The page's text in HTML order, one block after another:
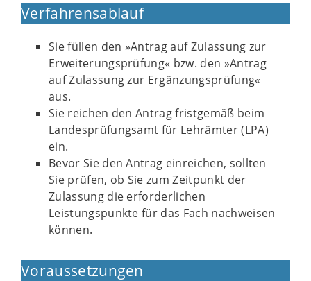
Verfahrensablauf
Sie füllen den »Antrag auf Zulassung zur
Erweiterungsprüfung« bzw. den »Antrag
auf Zulassung zur Ergänzungsprüfung«
aus.
Sie reichen den Antrag fristgemäß beim
Landesprüfungsamt für Lehrämter (LPA)
ein.
Bevor Sie den Antrag einreichen, sollten
Sie prüfen, ob Sie zum Zeitpunkt der
Zulassung die erforderlichen
Leistungspunkte für das Fach nachweisen
können.
Voraussetzungen